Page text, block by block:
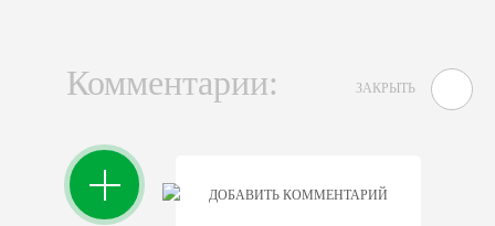
Комментарии: ЗАКРЫТЬ
ДОБАВИТЬ КОММЕНТАРИЙ